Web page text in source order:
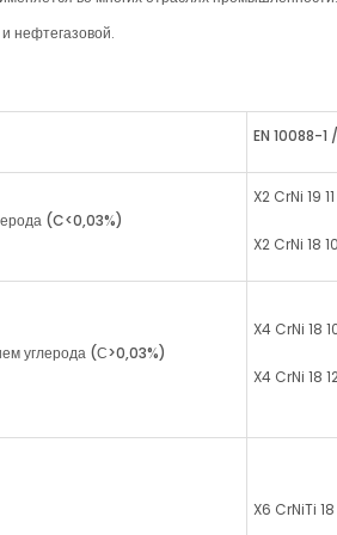
нефтегазовой.
EN 10088-1
(C<0,03%)
X2 CrNi 19 11
X2 CrNi 18 10
углерода (С>0,03%)
X4 CrNi 18
X4 CrNi 18
X6 CrNiTi 18